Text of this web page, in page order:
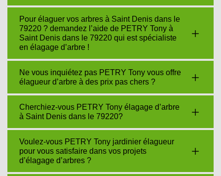
Pour élaguer vos arbres à Saint Denis dans le
79220 ? demandez l’aide de PETRY Tony à
Saint Denis dans le 79220 qui est spécialiste
en élagage d’arbre !
Ne vous inquiétez pas PETRY Tony vous offre
élagueur d’arbre à des prix pas chers ?
Cherchiez-vous PETRY Tony élagage d’arbre
à Saint Denis dans le 79220?
Voulez-vous PETRY Tony jardinier élagueur
pour vous satisfaire dans vos projets
d’élagage d’arbres ?